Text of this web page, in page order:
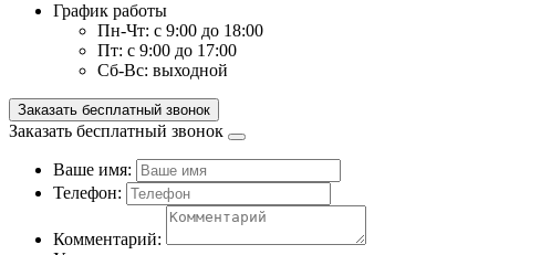
График работы
Пн-Чт: с 9:00 до 18:00
Пт: с 9:00 до 17:00
Сб-Вс: выходной
Заказать бесплатный звонок
Заказать бесплатный звонок
Ваше имя:
Телефон:
Комментарий: